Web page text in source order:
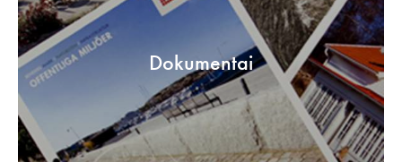
Dokumentai